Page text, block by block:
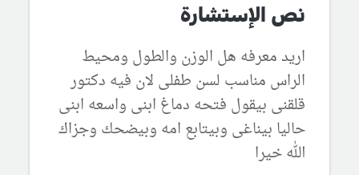
نص الإستشارة
اريد معرفه هل الوزن والطول ومحيط
الراس مناسب لسن طفلى لان فيه دكتور
قلقنى بيقول فتحه دماغ ابنى واسعه ابنى
حاليا بيناغى وبيتابع امه وبيضحك وجزاك
الله خيرا